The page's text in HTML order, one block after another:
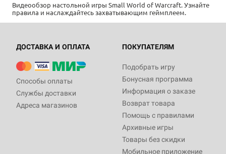
Видеообзор настольной игры Small World of Warcraft. Узнайте
правила и наслаждайтесь захватывающим геймплеем.
ДОСТАВКА И ОПЛАТА
Способы оплаты
Службы доставки
Адреса магазинов
ПОКУПАТЕЛЯМ
Подобрать игру
Бонусная программа
Информация о заказе
Возврат товара
Помощь с правилами
Архивные игры
Товары без скидки
Мобильное приложение